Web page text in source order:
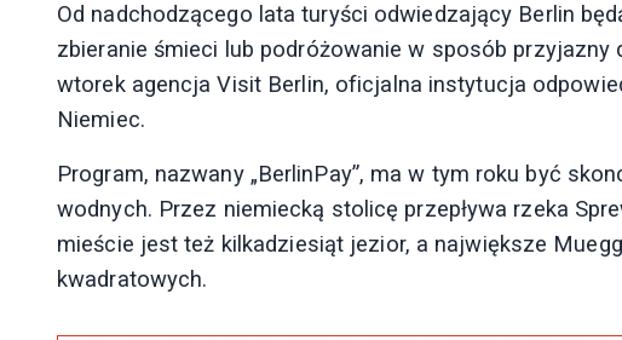
Od nadchodzącego lata turyści odwiedzający Berlin
zbieranie śmieci lub podróżowanie w sposób przyjazny
wtorek agencja Visit Berlin, oficjalna instytucja
Niemiec.
Program, nazwany „BerlinPay”, ma w tym roku być
wodnych. Przez niemiecką stolicę przepływa rzeka
mieście jest też kilkadziesiąt jezior, a największe
kwadratowych.